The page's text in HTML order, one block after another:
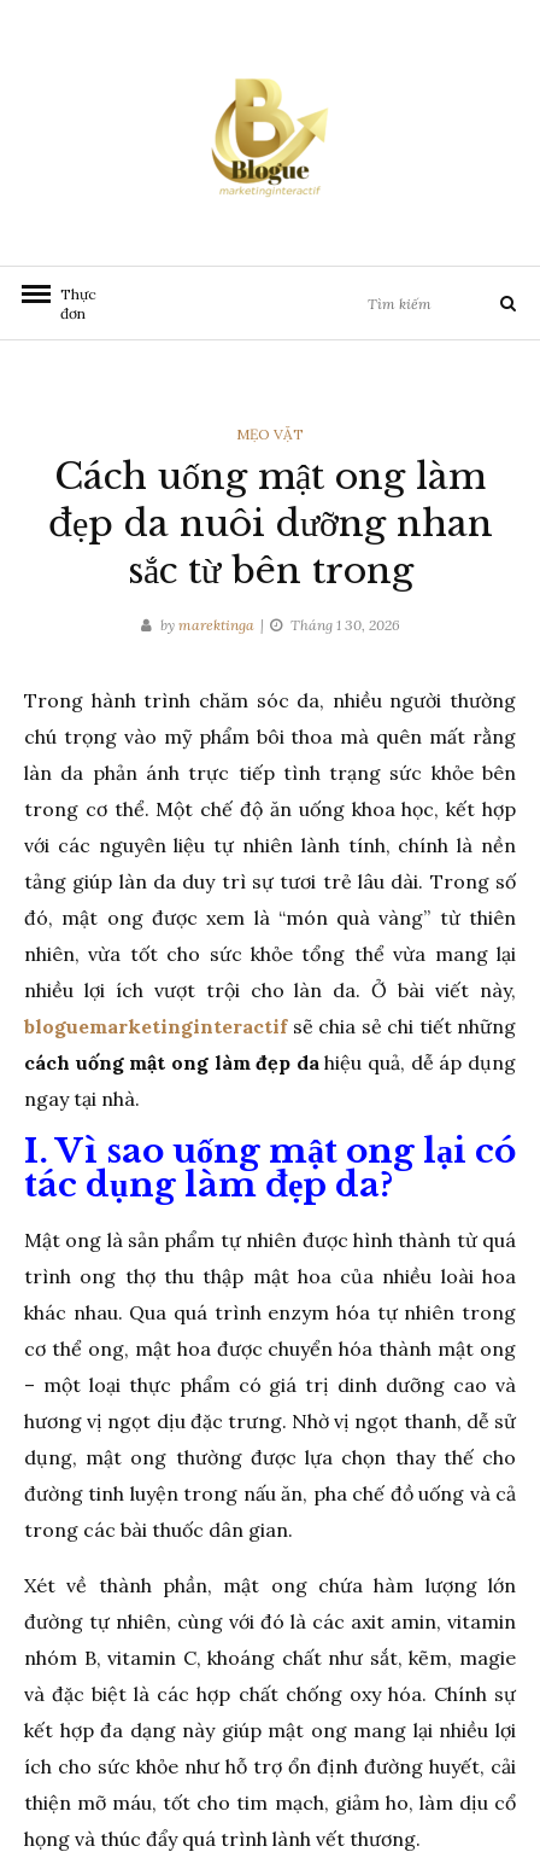
Thực
đơn
kiếm:
Tìm
THỂ
LOẠI
MẸO VẶT
Cách uống mật ong làm
đẹp da nuôi dưỡng nhan
sắc từ bên trong
by marektinga Tháng 1 30, 2026
Trong hành trình chăm sóc da, nhiều người thường
chú trọng vào mỹ phẩm bôi thoa mà quên mất rằng
làn da phản ánh trực tiếp tình trạng sức khỏe bên
trong cơ thể. Một chế độ ăn uống khoa học, kết hợp
với các nguyên liệu tự nhiên lành tính, chính là nền
tảng giúp làn da duy trì sự tươi trẻ lâu dài. Trong số
đó, mật ong được xem là “món quà vàng” từ thiên
nhiên, vừa tốt cho sức khỏe tổng thể vừa mang lại
nhiều lợi ích vượt trội cho làn da. Ở bài viết này,
bloguemarketinginteractifsẽ chia sẻ chi tiết những
cách uống mật ong làm đẹp dahiệu quả, dễ áp dụng
ngay tại nhà.
I. Vì sao uống mật ong lại có
tác dụng làm đẹp da?
Mật ong là sản phẩm tự nhiên được hình thành từ quá
trình ong thợ thu thập mật hoa của nhiều loài hoa
khác nhau. Qua quá trình enzym hóa tự nhiên trong
cơ thể ong, mật hoa được chuyển hóa thành mật ong
– một loại thực phẩm có giá trị dinh dưỡng cao và
hương vị ngọt dịu đặc trưng. Nhờ vị ngọt thanh, dễ sử
dụng, mật ong thường được lựa chọn thay thế cho
đường tinh luyện trong nấu ăn, pha chế đồ uống và cả
trong các bài thuốc dân gian.
Xét về thành phần, mật ong chứa hàm lượng lớn
đường tự nhiên, cùng với đó là các axit amin, vitamin
nhóm B, vitamin C, khoáng chất như sắt, kẽm, magie
và đặc biệt là các hợp chất chống oxy hóa. Chính sự
kết hợp đa dạng này giúp mật ong mang lại nhiều lợi
ích cho sức khỏe như hỗ trợ ổn định đường huyết, cải
thiện mỡ máu, tốt cho tim mạch, giảm ho, làm dịu cổ
họng và thúc đẩy quá trình lành vết thương.